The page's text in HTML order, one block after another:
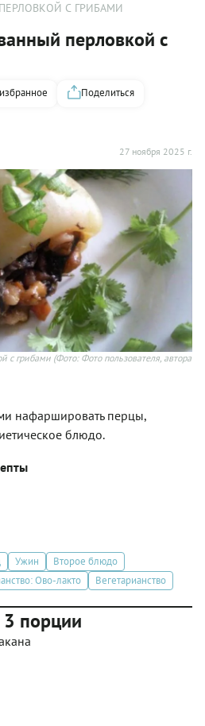
С ГРИБАМИ
перловкой с
27 ноября 2025 г.
Поделиться
с грибами (Фото: Фото пользователя, автора
нафаршировать перцы,
блюдо.
Ужин
Второе блюдо
Ово-лакто Вегетарианство
порции